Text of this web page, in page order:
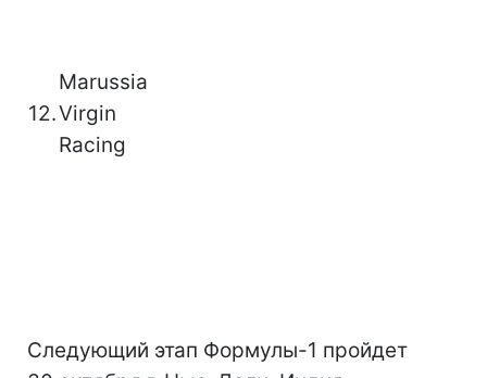
12.
Marussia
Virgin
Racing
Следующий этап Формулы-1 пройдет